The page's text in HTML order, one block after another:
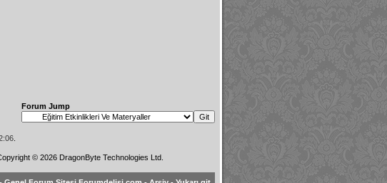
Forum Jump
.
© 2026 DragonByte Technologies Ltd.